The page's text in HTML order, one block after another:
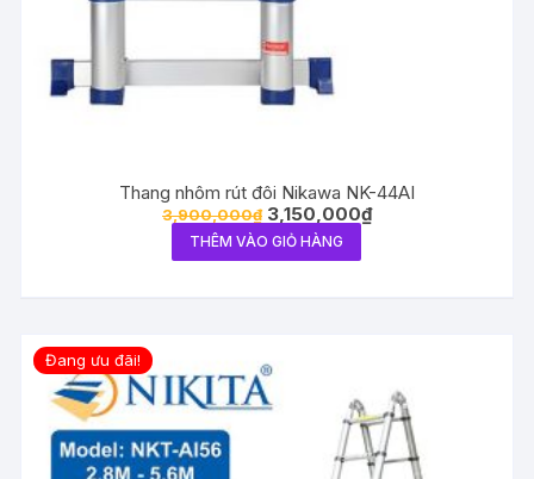
Thang nhôm rút đôi Nikawa NK-44AI
3,900,000₫ 3,150,000₫
THÊM VÀO GIỎ HÀNG
Đang ưu đãi!